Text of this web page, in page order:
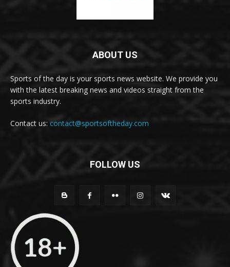
ABOUT US
Sports of the day is your sports news website. We provide you
with the latest breaking news and videos straight from the
sports industry.
Contact us: contact@sportsoftheday.com
FOLLOW US